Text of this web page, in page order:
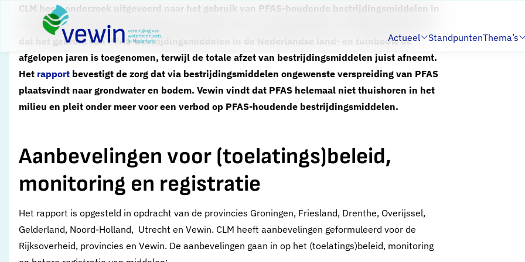
Direct naar contentTerug naar de startpagina
Submenu:
Actueel Standpunten
Submenu:
Thema’s
CLM heeft onderzoek uitgevoerd naar het gebruik van PFAS-houdende bestrijdingsmiddelen in
verschillende teelten en provincies en naar de risico’s voor grondwater en bodem. Conclusie is
dat het gebruik van PFAS-bestrijdingsmiddelen in de Nederlandse land- en tuinbouw de
afgelopen jaren is toegenomen, terwijl de totale afzet van bestrijdingsmiddelen juist afneemt.
Het rapport bevestigt de zorg dat via bestrijdingsmiddelen ongewenste verspreiding van PFAS
plaatsvindt naar grondwater en bodem. Vewin vindt dat PFAS helemaal niet thuishoren in het
milieu en pleit onder meer voor een verbod op PFAS-houdende bestrijdingsmiddelen.
Aanbevelingen voor (toelatings)beleid,
monitoring en registratie
Het rapport is opgesteld in opdracht van de provincies Groningen, Friesland, Drenthe, Overijssel,
Gelderland, Noord-Holland, Utrecht en Vewin. CLM heeft aanbevelingen geformuleerd voor de
Rijksoverheid, provincies en Vewin. De aanbevelingen gaan in op het (toelatings)beleid, monitoring